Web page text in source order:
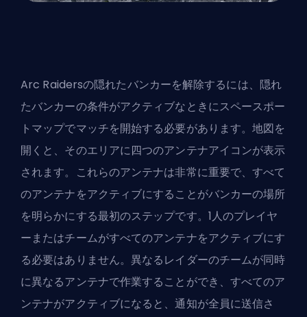
Arc Raidersの隠れたバンカーを解除するには、隠れ
たバンカーの条件がアクティブなときにスペースポー
トマップでマッチを開始する必要があります。地図を
開くと、そのエリアに四つのアンテナアイコンが表示
されます。これらのアンテナは非常に重要で、すべて
のアンテナをアクティブにすることがバンカーの場所
を明らかにする最初のステップです。1人のプレイヤ
ーまたはチームがすべてのアンテナをアクティブにす
る必要はありません。異なるレイダーのチームが同時
に異なるアンテナで作業することができ、すべてのア
ンテナがアクティブになると、通知が全員に送信さ